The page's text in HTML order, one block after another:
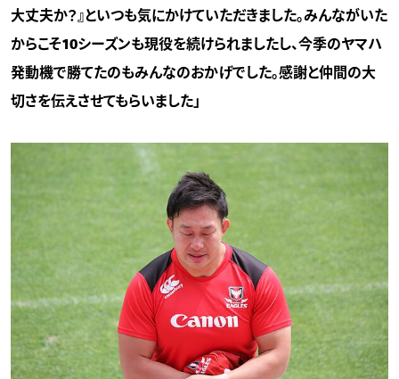
大丈夫か？』といつも気にかけていただきました。みんながいた
からこそ10シーズンも現役を続けられましたし、今季のヤマハ
発動機で勝てたのもみんなのおかげでした。感謝と仲間の大
切さを伝えさせてもらいました」